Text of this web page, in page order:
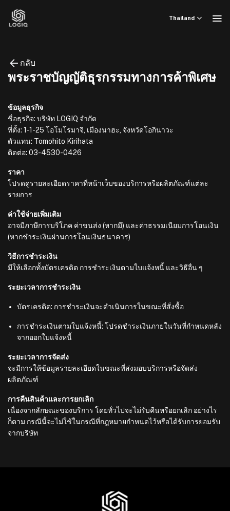
Thailand
กลับ
พระราชบัญญัติธุรกรรมทางการค้าพิเศษ
ข้อมูลธุรกิจ
ชื่อธุรกิจ: บริษัท LOGIQ จำกัด
ที่ตั้ง: 1-1-25 โอโมโรมาจิ, เมืองนาฮะ, จังหวัดโอกินาวะ
ตัวแทน: Tomohito Kirihata
ติดต่อ: 03-4530-0426
ราคา
โปรดดูรายละเอียดราคาที่หน้าเว็บของบริการหรือผลิตภัณฑ์แต่ละ
รายการ
ค่าใช้จ่ายเพิ่มเติม
อาจมีภาษีการบริโภค ค่าขนส่ง (หากมี) และค่าธรรมเนียมการโอนเงิน
(หากชำระเงินผ่านการโอนเงินธนาคาร)
วิธีการชำระเงิน
มีให้เลือกทั้งบัตรเครดิต การชำระเงินตามใบแจ้งหนี้ และวิธีอื่น ๆ
ระยะเวลาการชำระเงิน
บัตรเครดิต: การชำระเงินจะดำเนินการในขณะที่สั่งซื้อ
การชำระเงินตามใบแจ้งหนี้: โปรดชำระเงินภายในวันที่กำหนดหลัง
จากออกใบแจ้งหนี้
ระยะเวลาการจัดส่ง
จะมีการให้ข้อมูลรายละเอียดในขณะที่ส่งมอบบริการหรือจัดส่ง
ผลิตภัณฑ์
การคืนสินค้าและการยกเลิก
เนื่องจากลักษณะของบริการ โดยทั่วไปจะไม่รับคืนหรือยกเลิก อย่างไร
ก็ตาม กรณีนี้จะไม่ใช้ในกรณีที่กฎหมายกำหนดไว้หรือได้รับการยอมรับ
จากบริษัท